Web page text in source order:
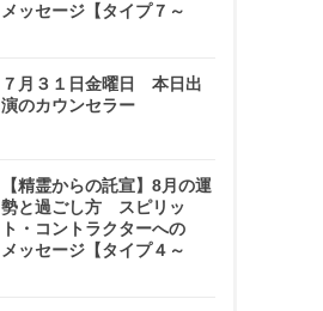
メッセージ【タイプ７～
７月３１日金曜日 本日出
演のカウンセラー
【精霊からの託宣】8月の運
勢と過ごし方 スピリッ
ト・コントラクターへの
メッセージ【タイプ４～